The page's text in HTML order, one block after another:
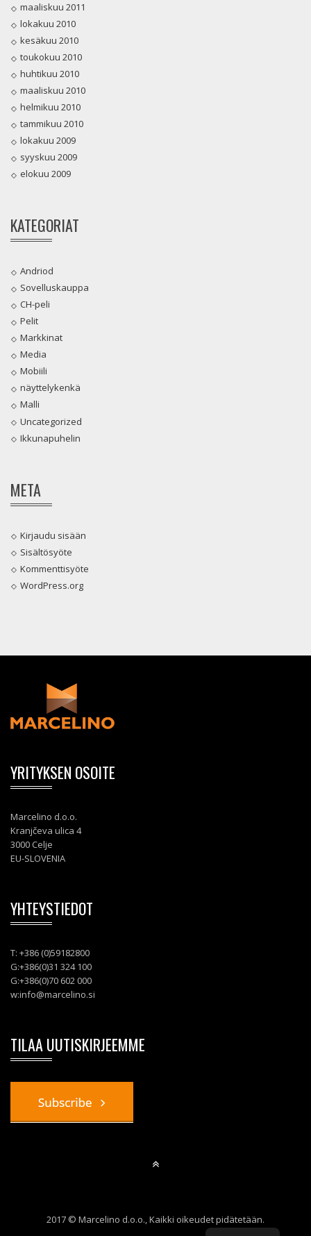
maaliskuu 2011
lokakuu 2010
kesäkuu 2010
toukokuu 2010
huhtikuu 2010
maaliskuu 2010
helmikuu 2010
tammikuu 2010
lokakuu 2009
syyskuu 2009
elokuu 2009
KATEGORIAT
Andriod
Sovelluskauppa
CH-peli
Pelit
Markkinat
Media
Mobiili
näyttelykenkä
Malli
Uncategorized
Ikkunapuhelin
META
Kirjaudu sisään
Sisältösyöte
Kommenttisyöte
WordPress.org
YRITYKSEN OSOITE
Marcelino d.o.o.
Kranjčeva ulica 4
3000 Celje
EU-SLOVENIA
YHTEYSTIEDOT
T: +386 (0)59182800
G:+386(0)31 324 100
G:+386(0)70 602 000
w:info@marcelino.si
TILAA UUTISKIRJEEMME
2017 © Marcelino d.o.o., Kaikki oikeudet pidätetään.